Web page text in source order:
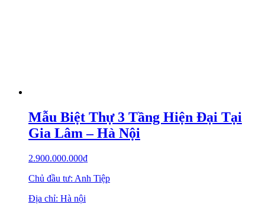
Mẫu Biệt Thự 3 Tầng Hiện Đại Tại
Gia Lâm – Hà Nội
2.900.000.000₫
Chủ đầu tư: Anh Tiệp
Địa chỉ: Hà nội